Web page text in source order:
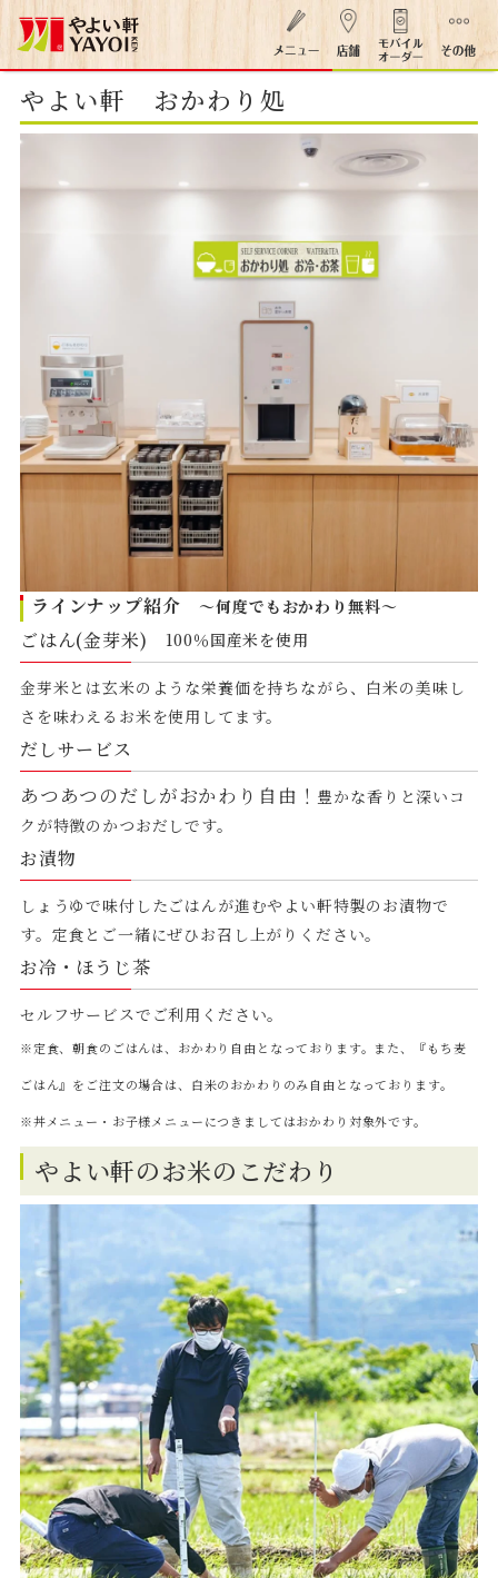
やよい軒 おかわり処
ラインナップ紹介 ～何度でもおかわり無料～
ごはん(金芽米) 100％国産米を使用
金芽米とは玄米のような栄養価を持ちながら、白米の美味し
さを味わえるお米を使用してます。
だしサービス
あつあつのだしがおかわり自由！ 豊かな香りと深いコ
クが特徴のかつおだしです。
お漬物
しょうゆで味付したごはんが進むやよい軒特製のお漬物で
す。定食とご一緒にぜひお召し上がりください。
お冷・ほうじ茶
セルフサービスでご利用ください。
※定食、朝食のごはんは、おかわり自由となっております。また、『もち麦
ごはん』をご注文の場合は、白米のおかわりのみ自由となっております。
※丼メニュー・お子様メニューにつきましてはおかわり対象外です。
やよい軒のお米のこだわり